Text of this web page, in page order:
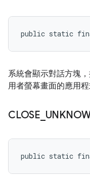
public static
系統會顯示對話方塊
用者螢幕畫面的應用程
CLOSE
public static